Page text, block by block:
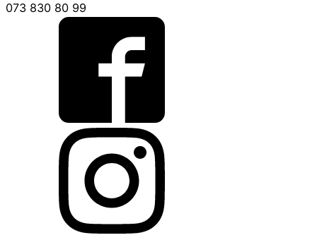
073 830 80 99